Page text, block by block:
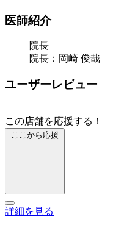
医師紹介
院長
院長：岡崎 俊哉
ユーザーレビュー
この店舗を応援する！
ここから応援
詳細を見る